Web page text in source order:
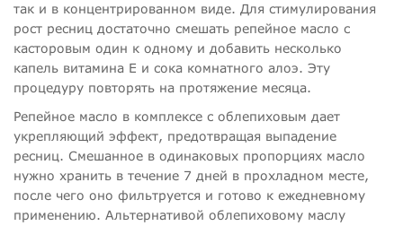
так и в концентрированном виде. Для стимулирования
рост ресниц достаточно смешать репейное масло с
касторовым один к одному и добавить несколько
капель витамина Е и сока комнатного алоэ. Эту
процедуру повторять на протяжение месяца.
Репейное масло в комплексе с облепиховым дает
укрепляющий эффект, предотвращая выпадение
ресниц. Смешанное в одинаковых пропорциях масло
нужно хранить в течение 7 дней в прохладном месте,
после чего оно фильтруется и готово к ежедневному
применению. Альтернативой облепиховому маслу